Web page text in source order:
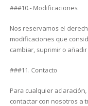
###10.- Modificaciones
Nos reservamos el
modificaciones que
cambiar, suprimir o
###11. Contacto
Para cualquier
contactar con nosotros a